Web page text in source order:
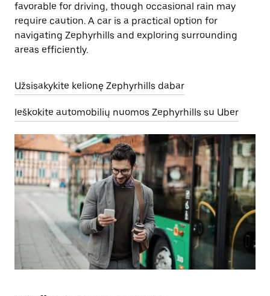
favorable for driving, though occasional rain may
require caution. A car is a practical option for
navigating Zephyrhills and exploring surrounding
areas efficiently.
Užsisakykite kelionę Zephyrhills dabar
Ieškokite automobilių nuomos Zephyrhills su Uber